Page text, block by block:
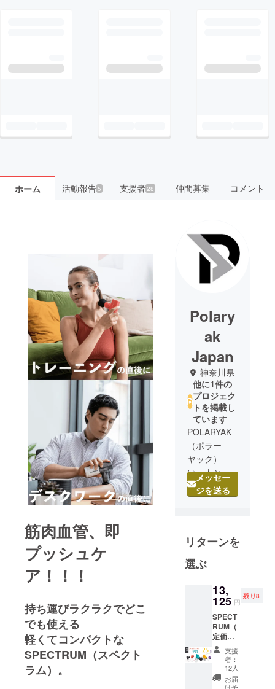
ホーム 活動報告5 支援者 28 仲間募集 コメント
筋肉血管、即
プッシュケ
ア！！！
持ち運びラクラクでどこ
でも使える
軽くてコンパクトな
SPECTRUM（スペクト
ラム）。
Polary
ak
Japan
神奈川県
他に1件の
プロジェク
トを掲載し
ています
POLARYAK
（ポラー
ヤック）
は、人とし
ての成長か
らあらゆる
ています。
あらゆる部
に向かって
成長するか
否かにつな
がっていま
す。
そこで、最
も重要なの
メッセー
ジを送る
リターンを
選ぶ
13,
125 円
残り8
SPECT
RUM（
定価
16,500
円） 割
引価格
12,375
支援
者：
12人
お届
け予